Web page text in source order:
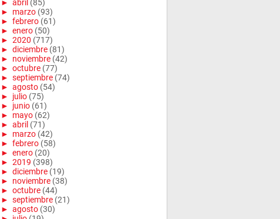
► abril (85)
► marzo (93)
► febrero (61)
► enero (50)
► 2020 (717)
► diciembre (81)
► noviembre (42)
► octubre (77)
► septiembre (74)
► agosto (54)
► julio (75)
► junio (61)
► mayo (62)
► abril (71)
► marzo (42)
► febrero (58)
► enero (20)
► 2019 (398)
► diciembre (19)
► noviembre (38)
► octubre (44)
► septiembre (21)
► agosto (30)